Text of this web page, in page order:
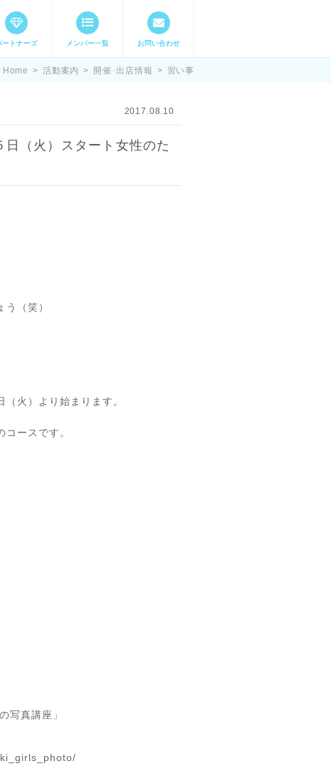
マステ スキル・
ートナーズ メンバー一覧 お問い合わせ
Home > 活動案内 > 開催･出店情報 > 習い事
2017.08.10
（火）スタート女性のた
（笑）
火）より始まります。
ースです。
写真講座」